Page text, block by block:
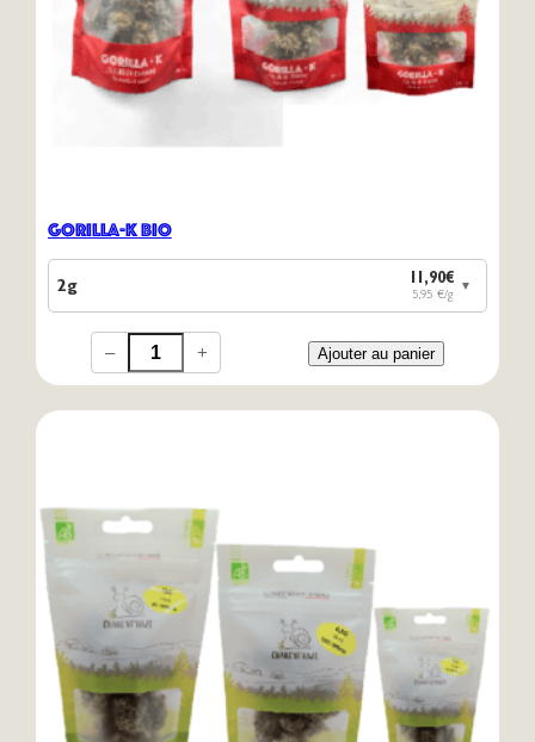
Gorilla-K Bio
2g 11,90€ ▼
5,95 €/g
– + Ajouter au panier